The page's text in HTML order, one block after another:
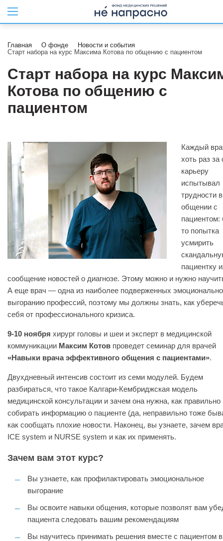
Главная О фонде
Новости и события
Старт набора на курс Максима Котова по общению с пациентом
Старт набора на курс
Котова по общению с
пациентом
Каждый
хоть раз за
карьеру
испытывал
трудности в
общении с
пациентом:
то попытка
усмирить
пациентку
сообщение новостей о диагнозе. Этому можно и нужно
А еще врач — одна из наиболее подверженных
выгоранию профессий, поэтому мы должны знать, как
себя от профессионального кризиса.
9-10 ноября хирург головы и шеи и эксперт в медицинской
коммуникации Максим Котов проведет семинар для врачей
«Навыки врача эффективного общения с пациентами».
Двухдневный интенсив состоит из семи модулей. Будем
разбираться, что такое Калгари-Кембриджская модель
медицинской консультации и зачем она нужна, как правильно
собирать информацию о пациенте (да, неправильно тоже
как сообщать плохие новости. Наконец, вы узнаете, зачем
ICE system и NURSE system и как их применять.
Зачем вам этот курс?
Вы узнаете, как профилактировать эмоциональное
выгорание
Вы освоите навыки общения, которые позволят вам
пациента следовать вашим рекомендациям
Вы научитесь принимать решения вместе с пациентом в